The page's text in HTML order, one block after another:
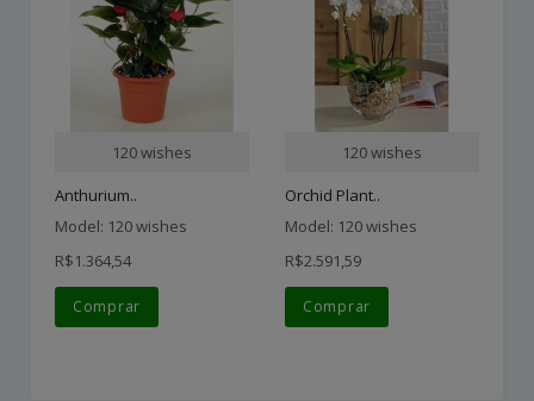
120 wishes
Anthurium..
Model: 120 wishes
R$1.364,54
Comprar
120 wishes
Orchid Plant..
Model: 120 wishes
R$2.591,59
Comprar